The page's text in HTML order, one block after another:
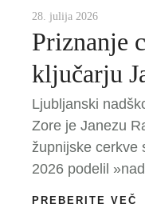
28. julija 2026
Priznanje
ključarju
Ljubljanski
Zore je Janezu
župnijske cerkve
2026 podelil
za dolgoletno
PREBERITE VEČ